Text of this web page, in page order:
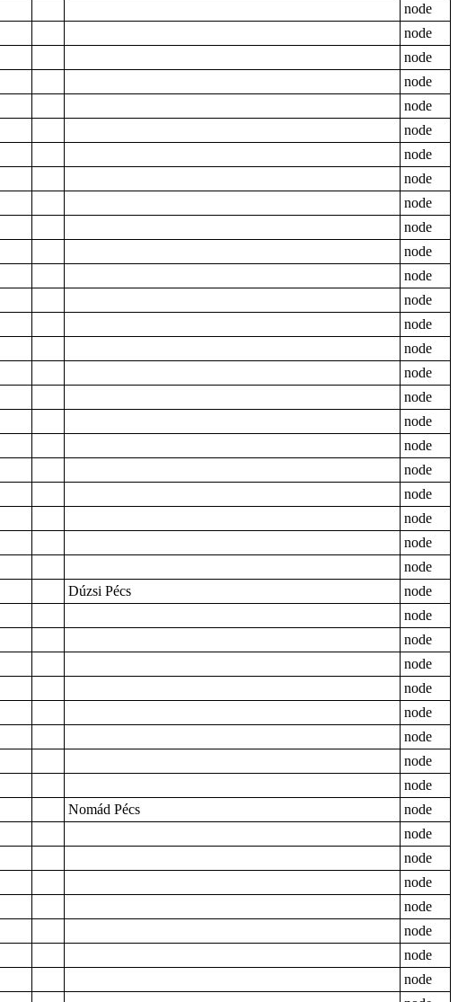
node
node
node
node
node
node
node
node
node
node
node
node
node
node
node
node
node
node
node
node
node
node
node
node
Dúzsi Pécs
node
node
node
node
node
node
node
node
node
Nomád Pécs
node
node
node
node
node
node
node
node